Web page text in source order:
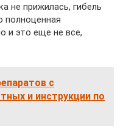
не прижилась, гибель
полноценная
и это еще не все,
с
и инструкции по